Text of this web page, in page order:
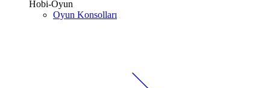
Hobi-Oyun
Oyun Konsolları